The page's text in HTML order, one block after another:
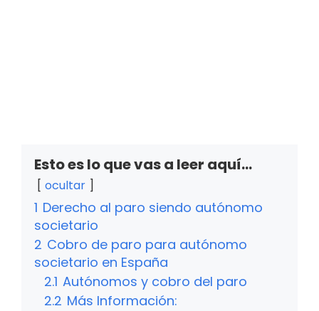
Esto es lo que vas a leer aquí...
ocultar
1 Derecho al paro siendo autónomo
societario
2 Cobro de paro para autónomo
societario en España
2.1 Autónomos y cobro del paro
2.2 Más Información: